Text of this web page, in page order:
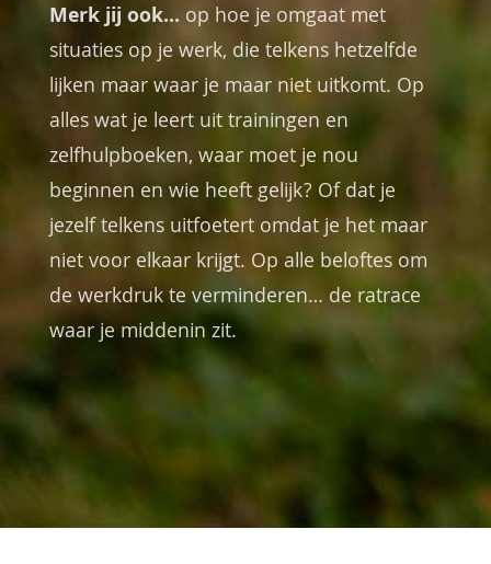
Merk jij ook… op hoe je omgaat met
situaties op je werk, die telkens hetzelfde
lijken maar waar je maar niet uitkomt. Op
alles wat je leert uit trainingen en
zelfhulpboeken, waar moet je nou
beginnen en wie heeft gelijk? Of dat je
jezelf telkens uitfoetert omdat je het maar
niet voor elkaar krijgt. Op alle beloftes om
de werkdruk te verminderen… de ratrace
waar je middenin zit.